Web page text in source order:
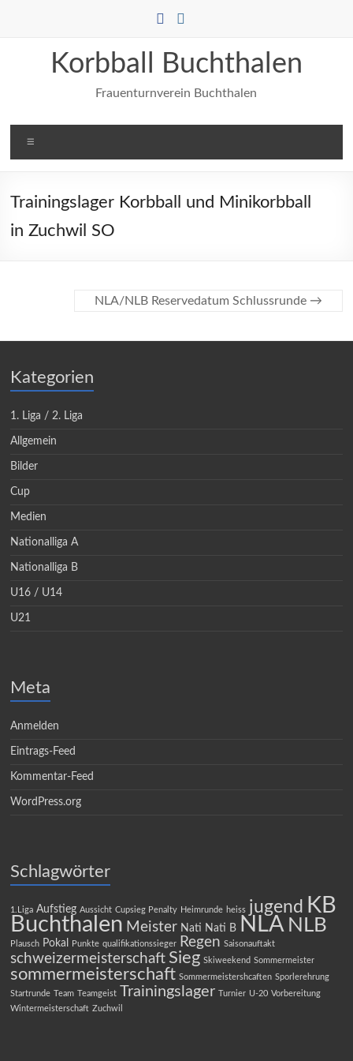
Korbball Buchthalen
Frauenturnverein Buchthalen
Trainingslager Korbball und Minikorbball
in Zuchwil SO
NLA/NLB Reservedatum Schlussrunde →
Kategorien
1. Liga / 2. Liga
Allgemein
Bilder
Cup
Medien
Nationalliga A
Nationalliga B
U16 / U14
U21
Meta
Anmelden
Eintrags-Feed
Kommentar-Feed
WordPress.org
Schlagwörter
1.Liga Aufstieg Aussicht Cupsieg Penalty Heimrunde heiss jugend KB
Buchthalen Meister Nati Nati B NLA NLB
Plausch Pokal Punkte qualifikationssieger Regen Saisonauftakt
schweizermeisterschaft Sieg Skiweekend Sommermeister
sommermeisterschaft Sommermeistershcaften Sporlerehrung
Startrunde Team Teamgeist Trainingslager Turnier U-20 Vorbereitung
Wintermeisterschaft Zuchwil